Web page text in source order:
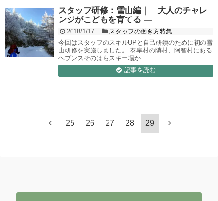
スタッフ研修：雪山編｜ 大人のチャレ
ンジがこどもを育てる —
2018/1/17
スタッフの働き方特集
今回はスタッフのスキルUPと自己研鑚のために初の雪
山研修を実施しました。 泰阜村の隣村、阿智村にある
ヘブンスそのはらスキー場か...
記事を読む
25 26 27 28 29